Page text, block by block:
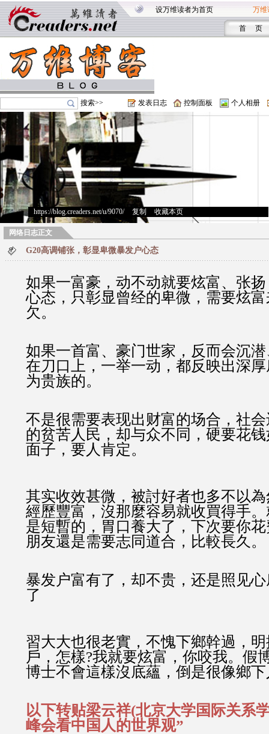
设万维读者为首页 万维
首 页
搜索>> 发表日志 控制面板 个人相册
https://blog.creaders.net/u/9070/> 复制 收藏本页
网络日志正文
G20高调铺张，彰显卑微暴发户心态
如果一富豪，动不动就要炫富、张
心态，只彰显曾经的卑微，需要炫
欠。
如果一首富、豪门世家，反而会沉
在刀口上，一举一动，都反映出深
为贵族的。
不是很需要表现出财富的场合，社
的贫苦人民，却与众不同，硬要花
面子，要人肯定。
其实收效甚微，被討好者也多不以
經歷豐富，沒那麼容易就收買得手
是短暫的，胃口養大了，下次要你
朋友還是需要志同道合，比較長久。
暴发户富有了，却不贵，还是照见
了
習大大也很老實，不愧下鄉幹過，
戶，怎樣?我就要炫富，你咬我。假
博士不會這樣沒底蘊，倒是很像鄉
以下转贴梁云祥(北京大学国际关系
峰会看中国人的世界观”